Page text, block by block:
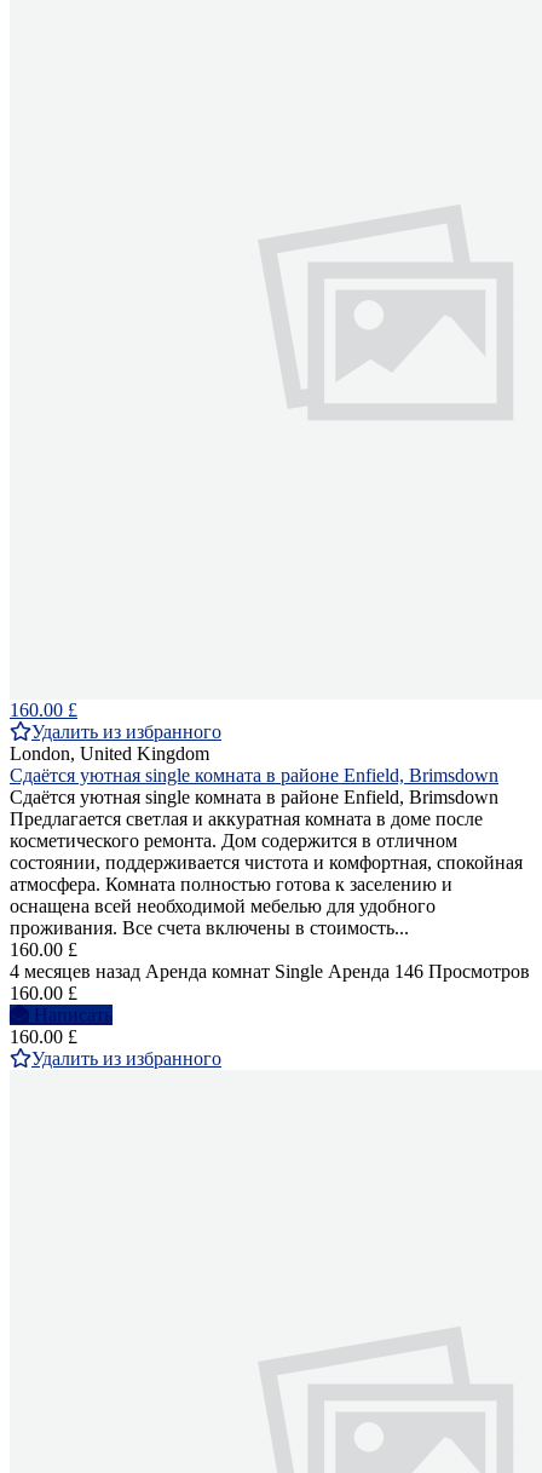
160.00 £
Удалить из избранного
London, United Kingdom
Сдаётся уютная single комната в районе Enfield, Brimsdown
Сдаётся уютная single комната в районе Enfield, Brimsdown
Предлагается светлая и аккуратная комната в доме после
косметического ремонта. Дом содержится в отличном
состоянии, поддерживается чистота и комфортная, спокойная
атмосфера. Комната полностью готова к заселению и
оснащена всей необходимой мебелью для удобного
проживания. Все счета включены в стоимость...
160.00 £
4 месяцев назад Аренда комнат Single Аренда 146 Просмотров
160.00 £
Написать
160.00 £
Удалить из избранного